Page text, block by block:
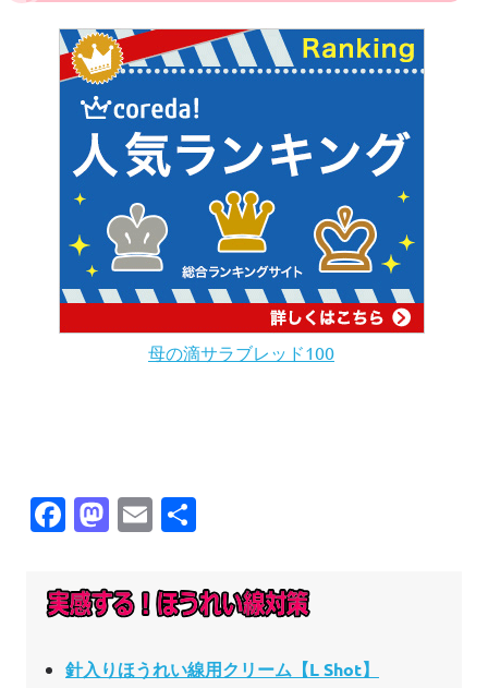
母の滴サラブレッド100
Facebook
Mastodon
Email
針入りほうれい線用クリーム【L Shot】